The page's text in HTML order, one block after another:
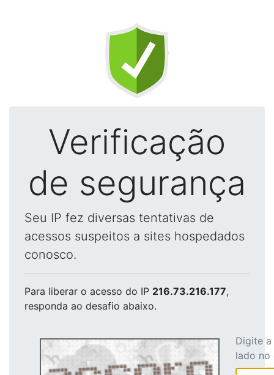
Verificação
de segurança
Seu IP fez diversas tentativas de
acessos suspeitos a sites hospedados
conosco.
Para liberar o acesso do IP 216.73.216.177,
responda ao desafio abaixo.
Digite
lado no